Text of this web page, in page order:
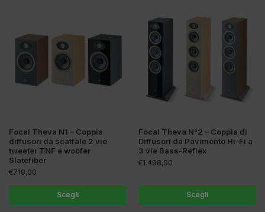
Focal Theva N1 – Coppia
diffusori da scaffale 2 vie
tweeter TNF e woofer
Slatefiber
€718,00
Scegli
Focal Theva N°2 – Coppia di
Diffusori da Pavimento Hi-Fi a
3 vie Bass-Reflex
€1.498,00
Scegli